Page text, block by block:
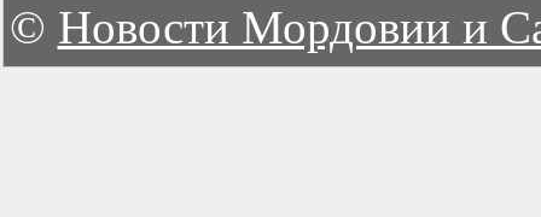
© Новости Мордовии и